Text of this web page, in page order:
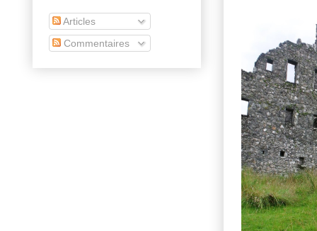
Articles
Commentaires